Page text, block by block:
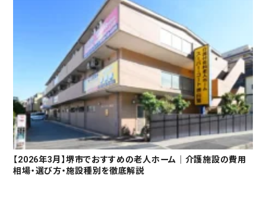
【2026年3月】堺市でおすすめの老人ホーム｜介護施設の費用
相場・選び方・施設種別を徹底解説